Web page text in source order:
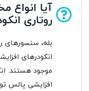
آیا انواع
روتاری
بله، سنسورهای
موجود هستند.
افزایشی پالس